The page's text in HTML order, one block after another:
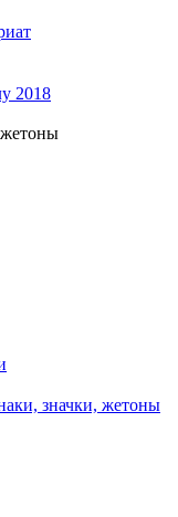
2018
жетоны
значки, жетоны